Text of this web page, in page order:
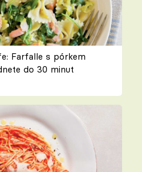
Farfalle s pórkem
do 30 minut